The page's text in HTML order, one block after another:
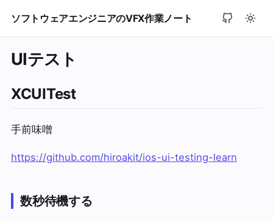
ソフトウェアエンジニアのVFX作業ノート
UIテスト
XCUITest
手前味噌
https://github.com/hiroakit/ios-ui-testing-learn
数秒待機する